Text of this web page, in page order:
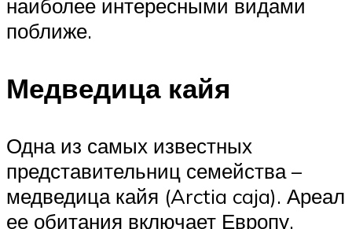
наиболее интересными видами
поближе.
Медведица кайя
Одна из самых известных
представительниц семейства –
медведица кайя (Arctia caja). Ареал
ее обитания включает Европу,